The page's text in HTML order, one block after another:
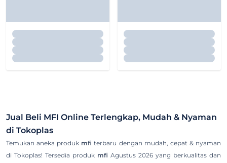
Jual Beli MFI Online Terlengkap, Mudah & Nyaman
di Tokoplas
Temukan aneka produk mfi terbaru dengan mudah, cepat & nyaman
di Tokoplas! Tersedia produk mfi Agustus 2026 yang berkualitas dan